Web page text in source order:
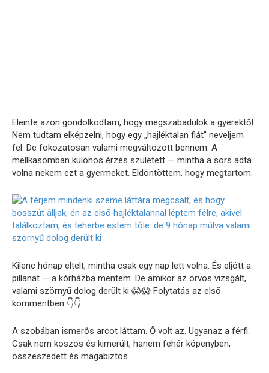
Eleinte azon gondolkodtam, hogy megszabadulok a gyerektől.
Nem tudtam elképzelni, hogy egy „hajléktalan fiát” neveljem
fel. De fokozatosan valami megváltozott bennem. A
mellkasomban különös érzés született — mintha a sors adta
volna nekem ezt a gyermeket. Eldöntöttem, hogy megtartom.
Kilenc hónap eltelt, mintha csak egy nap lett volna. És eljött a
pillanat — a kórházba mentem. De amikor az orvos vizsgált,
valami szörnyű dolog derült ki 😱😱 Folytatás az első
kommentben 👇👇
A szobában ismerős arcot láttam. Ő volt az. Ugyanaz a férfi.
Csak nem koszos és kimerült, hanem fehér köpenyben,
összeszedett és magabiztos.